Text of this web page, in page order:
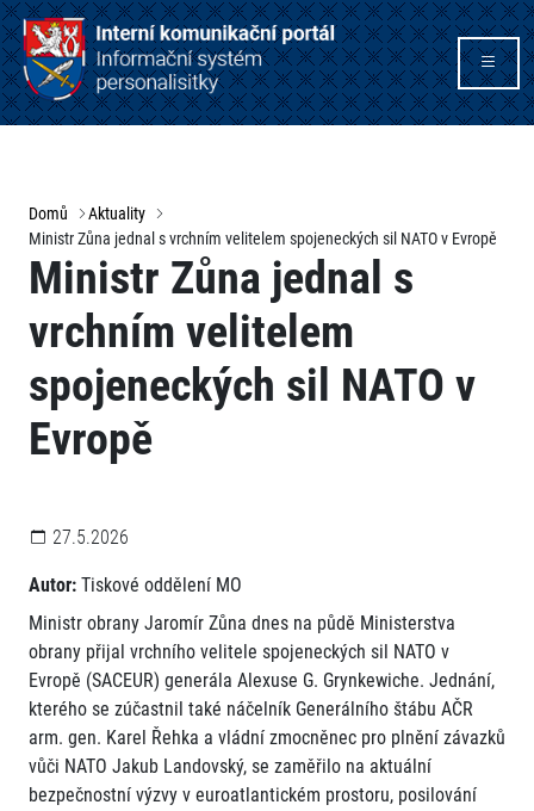
Domů
Aktuality
Ministr Zůna jednal s vrchním velitelem spojeneckých sil NATO v Evropě
Ministr Zůna jednal s
vrchním velitelem
spojeneckých sil NATO v
Evropě
27.5.2026
Autor: Tiskové oddělení MO
Ministr obrany Jaromír Zůna dnes na půdě Ministerstva
obrany přijal vrchního velitele spojeneckých sil NATO v
Evropě (SACEUR) generála Alexuse G. Grynkewiche. Jednání,
kterého se zúčastnil také náčelník Generálního štábu AČR
arm. gen. Karel Řehka a vládní zmocněnec pro plnění závazků
vůči NATO Jakub Landovský, se zaměřilo na aktuální
bezpečnostní výzvy v euroatlantickém prostoru, posilování